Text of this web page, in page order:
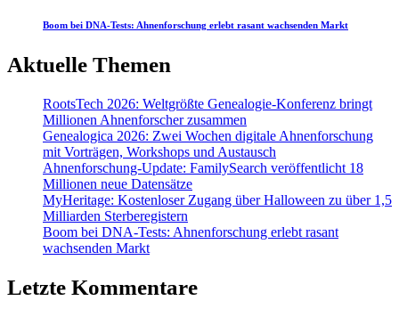
Boom bei DNA-Tests: Ahnenforschung erlebt rasant wachsenden Markt
Aktuelle Themen
RootsTech 2026: Weltgrößte Genealogie-Konferenz bringt
Millionen Ahnenforscher zusammen
Genealogica 2026: Zwei Wochen digitale Ahnenforschung
mit Vorträgen, Workshops und Austausch
Ahnenforschung-Update: FamilySearch veröffentlicht 18
Millionen neue Datensätze
MyHeritage: Kostenloser Zugang über Halloween zu über 1,5
Milliarden Sterberegistern
Boom bei DNA-Tests: Ahnenforschung erlebt rasant
wachsenden Markt
Letzte Kommentare